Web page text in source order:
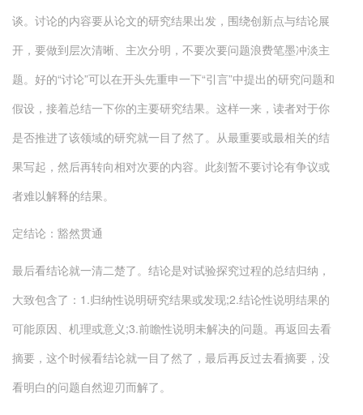
谈。讨论的内容要从论文的研究结果出发，围绕创新点与结论展
开，要做到层次清晰、主次分明，不要次要问题浪费笔墨冲淡主
题。好的“讨论”可以在开头先重申一下“引言”中提出的研究问题和
假设，接着总结一下你的主要研究结果。这样一来，读者对于你
是否推进了该领域的研究就一目了然了。从最重要或最相关的结
果写起，然后再转向相对次要的内容。此刻暂不要讨论有争议或
者难以解释的结果。
定结论：豁然贯通
最后看结论就一清二楚了。结论是对试验探究过程的总结归纳，
大致包含了：1.归纳性说明研究结果或发现;2.结论性说明结果的
可能原因、机理或意义;3.前瞻性说明未解决的问题。再返回去看
摘要，这个时候看结论就一目了然了，最后再反过去看摘要，没
看明白的问题自然迎刃而解了。